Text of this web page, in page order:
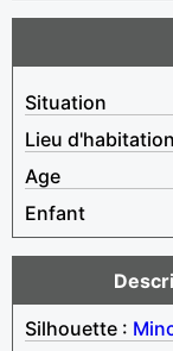
Situation
Lieu d'habitation
Age
Enfant
Silhouette :